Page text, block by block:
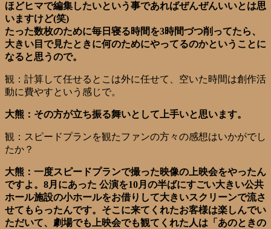
ほどヒマで編集したいという事であればぜんぜんいいとは思
いますけど(笑)
たった数枚のために毎日寝る時間を3時間づつ削ってたら、
大きい目で見たときに何のためにやってるのかということに
なると思うので。
観：計算して任せるとこは外に任せて、空いた時間は創作活
動に費やすという感じで。
大熊：その方が立ち振る舞いとして上手いと思います。
観：スピードプランを観たファンの方々の感想はいかがでし
たか？
大熊：一度スピードプランで撮った映像の上映会をやったん
ですよ。8月にあった 公演を10月の半ばにすごい大きい公共
ホール施設の小ホールをお借りして大きいスクリーンで流さ
せてもらったんです。そこに来てくれたお客様は楽しんでい
ただいて、劇場でも上映会でも観てくれた人は「あのときの